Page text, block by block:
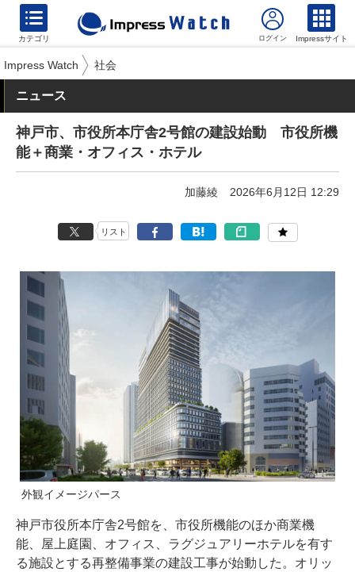
カテゴリ Impressサイト
Impress Watch 社会
ニュース
神戸市、市役所本庁舎2号館の建設始動 市役所機
能＋商業・オフィス・ホテル
加藤綾 2026年6月12日 12:29
リスト
外観イメージパース
神戸市役所本庁舎2号館を、市役所機能のほか商業機
能、屋上庭園、オフィス、ラグジュアリーホテルを有す
る施設とする再整備事業の建設工事が始動した。オリッ